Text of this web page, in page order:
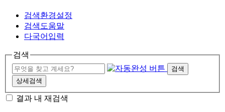
검색환경설정
검색도움말
다국어입력
검색
검색
상세검색
결과 내 재검색